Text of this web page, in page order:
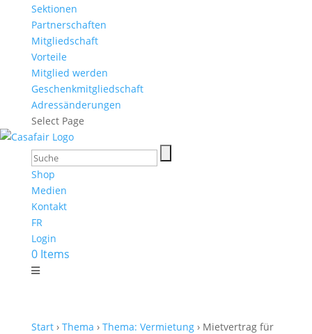
Sektionen
Partnerschaften
Mitgliedschaft
Vorteile
Mitglied werden
Geschenkmitgliedschaft
Adressänderungen
Select Page
Shop
Medien
Kontakt
FR
Login
0 Items
Start› Thema › Thema: Vermietung› Mietvertrag für